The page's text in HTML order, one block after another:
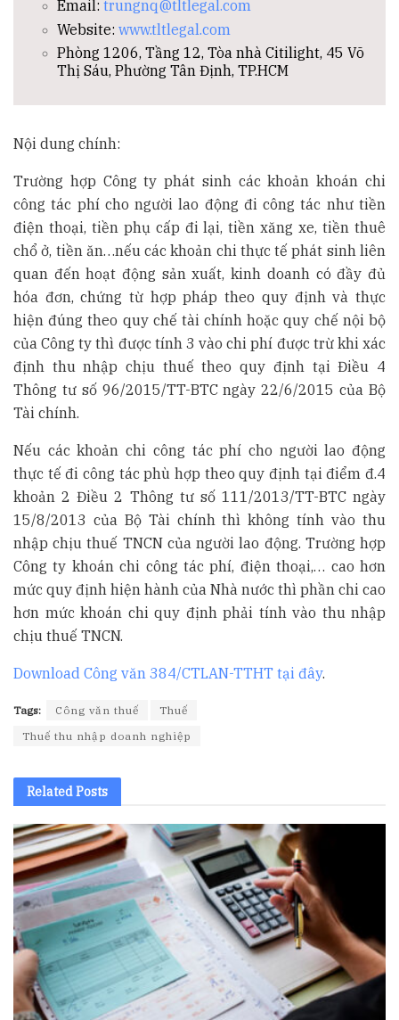
Email: trungnq@tltlegal.com
Website:www.tltlegal.com
Phòng 1206, Tầng 12, Tòa nhà Citilight, 45 Võ
Thị Sáu, Phường Tân Định, TP.HCM
Nội dung chính:
Trường hợp Công ty phát sinh các khoản khoán chi
công tác phí cho người lao động đi công tác như tiền
điện thoại, tiền phụ cấp đi lại, tiền xăng xe, tiền thuê
chổ ở, tiền ăn…nếu các khoản chi thực tế phát sinh liên
quan đến hoạt động sản xuất, kinh doanh có đầy đủ
hóa đơn, chứng từ hợp pháp theo quy định và thực
hiện đúng theo quy chế tài chính hoặc quy chế nội bộ
của Công ty thì được tính 3 vào chi phí được trừ khi xác
định thu nhập chịu thuế theo quy định tại Điều 4
Thông tư số 96/2015/TT-BTC ngày 22/6/2015 của Bộ
Tài chính.
Nếu các khoản chi công tác phí cho người lao động
thực tế đi công tác phù hợp theo quy định tại điểm đ.4
khoản 2 Điều 2 Thông tư số 111/2013/TT-BTC ngày
15/8/2013 của Bộ Tài chính thì không tính vào thu
nhập chịu thuế TNCN của người lao động. Trường hợp
Công ty khoán chi công tác phí, điện thoại,… cao hơn
mức quy định hiện hành của Nhà nước thì phần chi cao
hơn mức khoán chi quy định phải tính vào thu nhập
chịu thuế TNCN.
Download Công văn 384/CTLAN-TTHT tại đây.
Tags: Công văn thuế
Thuế
Thuế thu nhập doanh nghiệp
RelatedPosts